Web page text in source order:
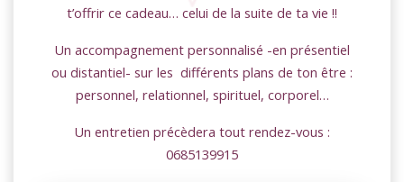
t’offrir ce cadeau… celui de la suite de ta vie !!
Un accompagnement personnalisé -en présentiel
ou distantiel- sur les différents plans de ton être :
personnel, relationnel, spirituel, corporel…
Un entretien précèdera tout rendez-vous :
0685139915